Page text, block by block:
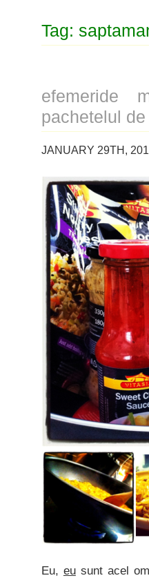
Tag:
efemeride
pachetelul
JANUARY 29TH,
Eu, eusunt acel